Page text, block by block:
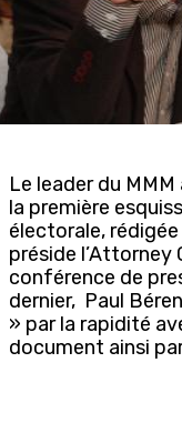
Le leader du
la première
électorale,
préside l’Attorney
conférence de
dernier, Paul
» par la rapidité
document ainsi